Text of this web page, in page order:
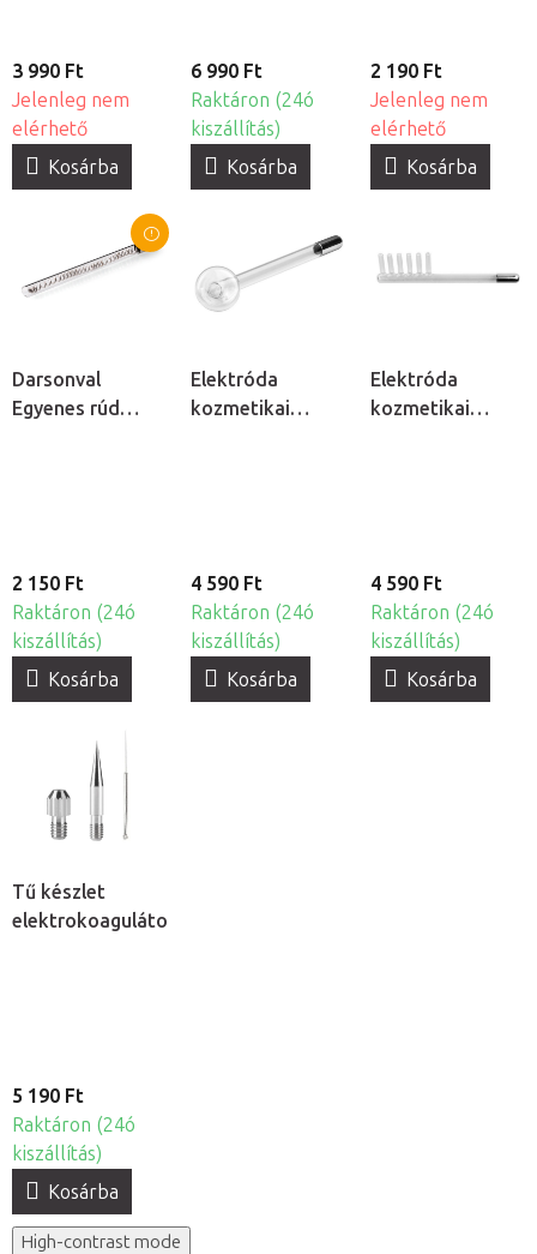
3 990 Ft
Jelenleg nem
elérhető
Kosárba
6 990 Ft
Raktáron (24ó
kiszállítás)
Kosárba
2 190 Ft
Jelenleg nem
elérhető
Kosárba
Darsonval
Egyenes rúd
2 150 Ft
Raktáron (24ó
kiszállítás)
Kosárba
Elektróda
kozmetikai
4 590 Ft
Raktáron (24ó
kiszállítás)
Kosárba
Elektróda
kozmetikai
4 590 Ft
Raktáron (24ó
kiszállítás)
Kosárba
Tű készlet
elektrokoagulátorhoz
5 190 Ft
Raktáron (24ó
kiszállítás)
Kosárba
High-contrast mode